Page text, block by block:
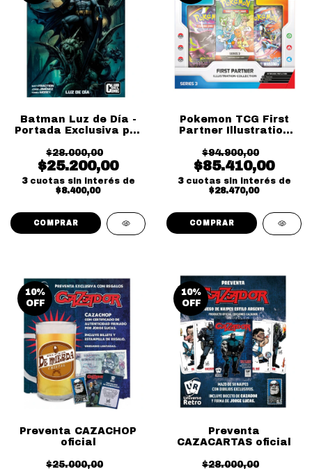
Batman Luz de Día -
Portada Exclusiva por
$28.000,00
$25.200,00
3 cuotas sin interés de
$8.400,00
Pokemon TCG First
Partner Illustration
Ingles
$94.900,00
$85.410,00
3 cuotas sin interés de
$28.470,00
10%
OFF
Preventa CAZACHOP
oficial
$25.000,00
10%
OFF
Preventa
CAZACARTAS oficial
$28.000,00